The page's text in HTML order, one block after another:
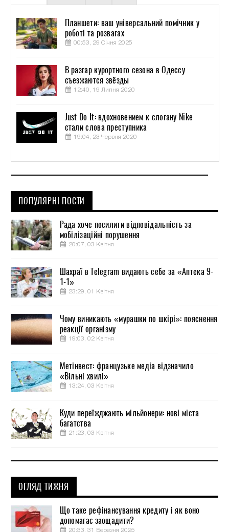
Планшети: ваш універсальний помічник у
роботі та розвагах
00:53, 29 Січня 2025
В разгар курортного сезона в Одессу
съезжаются звёзды
12:40, 19 Липня 2020
Just Do It: вдохновением к слогану Nike
стали слова преступника
19:04, 23 Червня 2020
ПОПУЛЯРНІ ПОСТИ
Рада хоче посилити відповідальність за
мобілізаційні порушення
20:07, 03 Квітня
Шахраї в Telegram видають себе за «Аптека 9-
1-1»
23:29, 01 Квітня
Чому виникають «мурашки по шкірі»: пояснення
реакції організму
19:03, 02 Квітня
Метінвест: французьке медіа відзначило
«Вільні хвилі»
13:24, 03 Квітня
Куди переїжджають мільйонери: нові міста
багатства
21:23, 03 Квітня
ОГЛЯД ТИЖНЯ
Що таке рефінансування кредиту і як воно
допомагає заощадити?
20:33, 31 Березня 2025